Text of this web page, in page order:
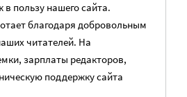
в пользу нашего сайта.
благодаря добровольным
читателей. На
зарплаты редакторов,
поддержку сайта